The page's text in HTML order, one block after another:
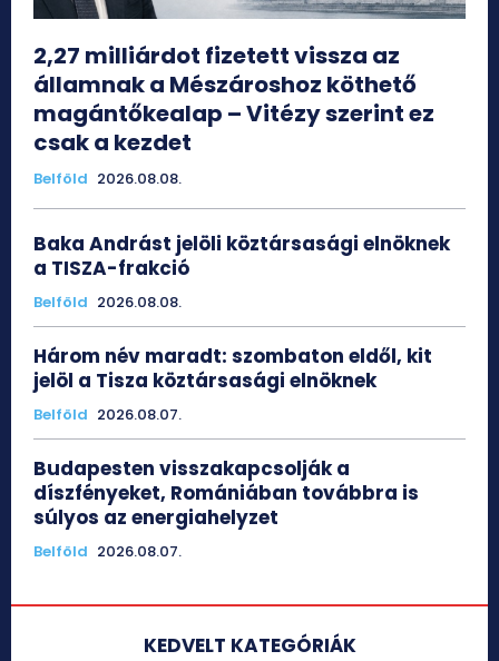
2,27 milliárdot fizetett vissza az
államnak a Mészároshoz köthető
magántőkealap – Vitézy szerint ez
csak a kezdet
Belföld 2026.08.08.
Baka Andrást jelöli köztársasági elnöknek
a TISZA-frakció
Belföld 2026.08.08.
Három név maradt: szombaton eldől, kit
jelöl a Tisza köztársasági elnöknek
Belföld 2026.08.07.
Budapesten visszakapcsolják a
díszfényeket, Romániában továbbra is
súlyos az energiahelyzet
Belföld 2026.08.07.
KEDVELT KATEGÓRIÁK